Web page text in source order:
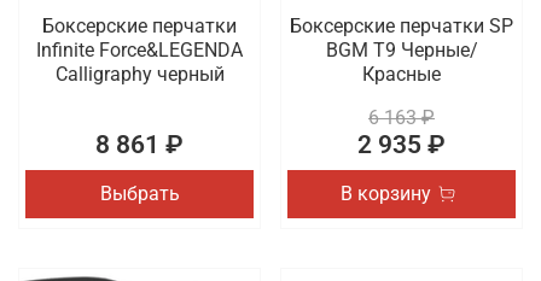
Боксерские перчатки
Infinite Force&LEGENDA
Calligraphy черный
8 861 ₽
Выбрать
Боксерские перчатки SP
BGM T9 Черные/
Красные
6 163 ₽
2 935 ₽
В корзину